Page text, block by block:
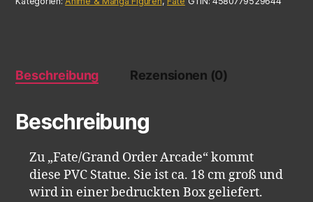
Beschreibung Rezensionen (0)
Beschreibung
Zu „Fate/Grand Order Arcade“ kommt
diese PVC Statue. Sie ist ca. 18 cm groß und
wird in einer bedruckten Box geliefert.